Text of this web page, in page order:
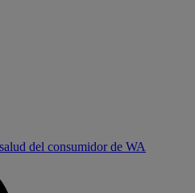
del consumidor de WA